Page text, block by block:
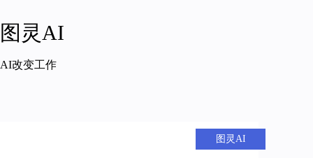
图灵AI
AI改变工作
图灵AI